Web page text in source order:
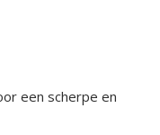
een scherpe en